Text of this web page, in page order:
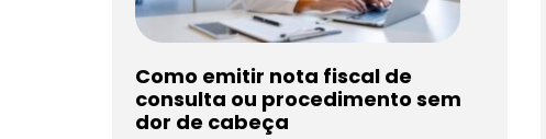
Como emitir nota fiscal de
consulta ou procedimento sem
dor de cabeça